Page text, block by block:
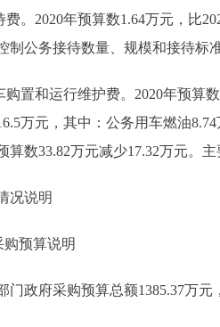
2020年预算数1.64万元，比
制公务接待数量、规模和接待标
和运行维护费。2020年预算数
万元，其中：公务用车燃油
算数33.82万元减少17.32万元
说明
预算说明
政府采购预算总额1385.37万元